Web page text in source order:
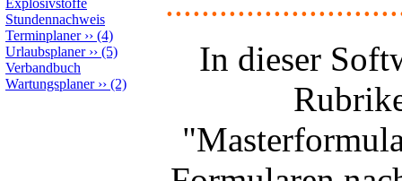
Explosivstoffe
Stundennachweis
Terminplaner›› (4)
Urlaubsplaner›› (5)
Verbandbuch
Wartungsplaner›› (2)
In dieser